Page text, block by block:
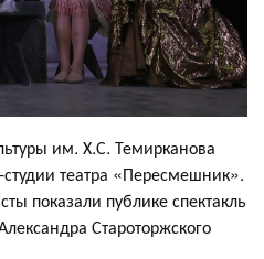
им. Х.С. Темирканова
театра «Пересмешник».
показали публике спектакль
Староторжского